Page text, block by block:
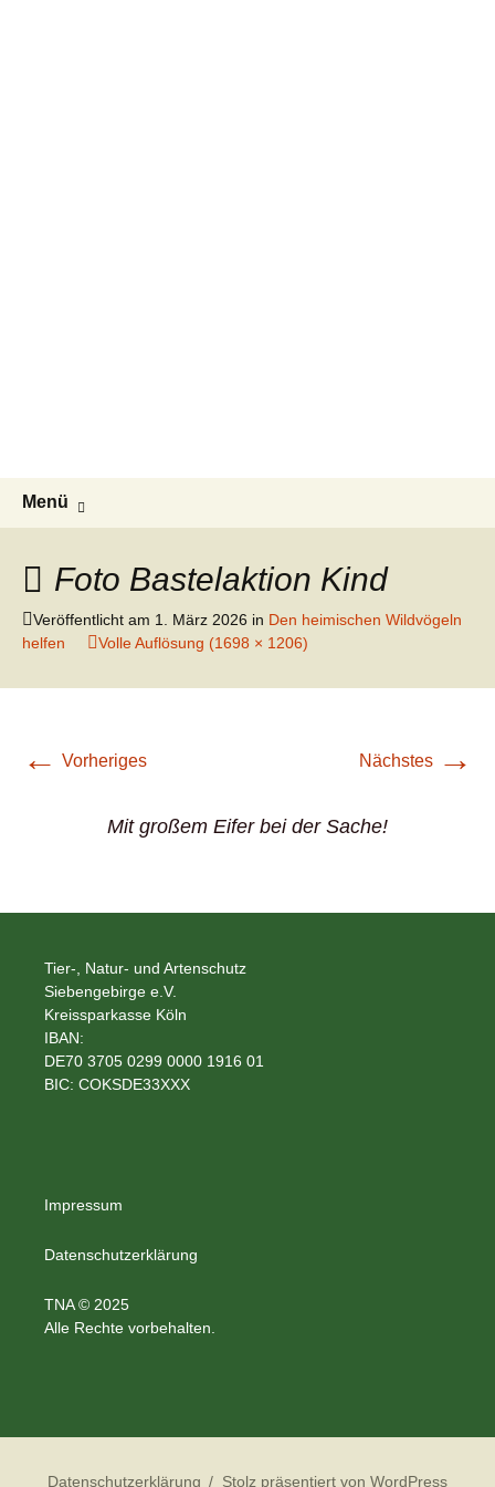
Tier Natur und Artenschutz
Siebengebirge e.V.
Tierschutzverein seit 1985 im
Siebengebirge – Orscheider
Menü
Foto Bastelaktion Kind
Veröffentlicht am 1. März 2026 in Den heimischen Wildvögeln
helfen
Volle Auflösung (1698 × 1206)
← Vorheriges Nächstes →
Mit großem Eifer bei der Sache!
Tier-, Natur- und Artenschutz
Siebengebirge e.V.
Kreissparkasse Köln
IBAN:
DE70 3705 0299 0000 1916 01
BIC: COKSDE33XXX
Impressum
Datenschutzerklärung
TNA © 2025
Alle Rechte vorbehalten.
Datenschutzerklärung Stolz präsentiert von WordPress